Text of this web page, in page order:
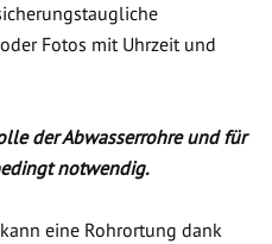
Fotos mit Uhrzeit und
der Abwasserrohre und für
notwendig.
eine Rohrortung dank